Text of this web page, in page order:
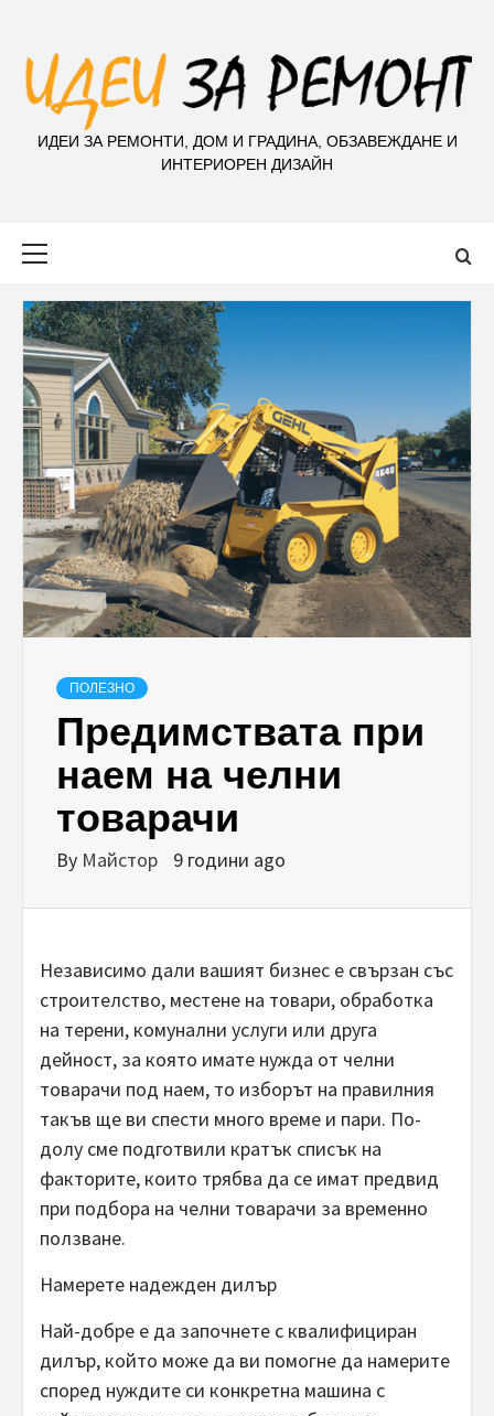
ИДЕИ ЗА РЕМОНТИ, ДОМ И ГРАДИНА, ОБЗАВЕЖДАНЕ И
ИНТЕРИОРЕН ДИЗАЙН
ПОЛЕЗНО
Предимствата при
наем на челни
товарачи
By Майстор 9 години ago
Независимо дали вашият бизнес е свързан със
строителство, местене на товари, обработка
на терени, комунални услуги или друга
дейност, за която имате нужда от челни
товарачи под наем, то изборът на правилния
такъв ще ви спести много време и пари. По-
долу сме подготвили кратък списък на
факторите, които трябва да се имат предвид
при подбора на челни товарачи за временно
ползване.
Намерете надежден дилър
Най-добре е да започнете с квалифициран
дилър, който може да ви помогне да намерите
според нуждите си конкретна машина с